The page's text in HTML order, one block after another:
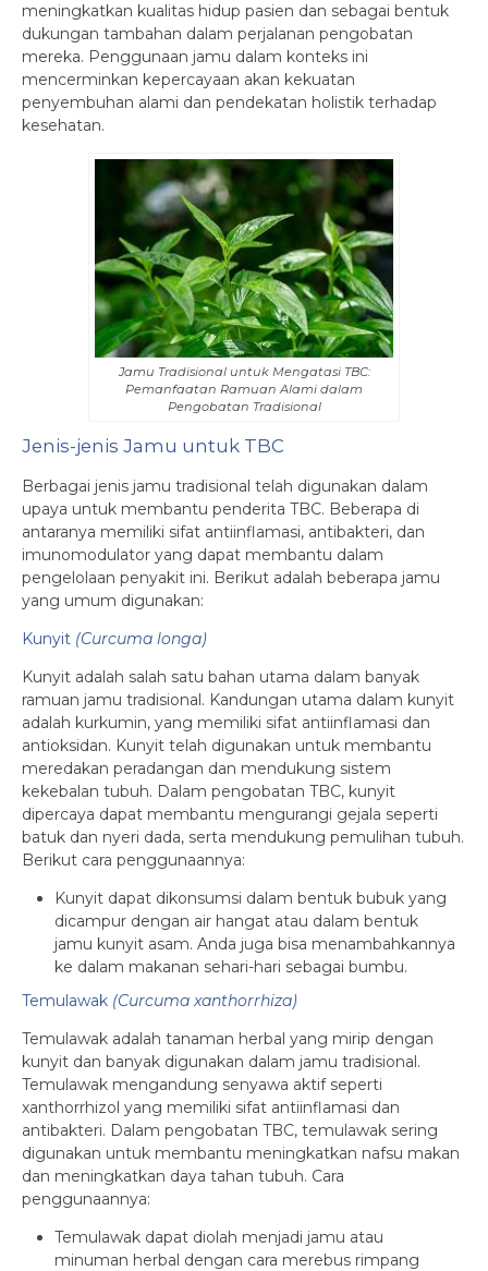
meningkatkan kualitas hidup pasien dan sebagai bentuk
dukungan tambahan dalam perjalanan pengobatan
mereka. Penggunaan jamu dalam konteks ini
mencerminkan kepercayaan akan kekuatan
penyembuhan alami dan pendekatan holistik terhadap
kesehatan.
Jamu Tradisional untuk Mengatasi TBC:
Pemanfaatan Ramuan Alami dalam
Pengobatan Tradisional
Jenis-jenis Jamu untuk TBC
Berbagai jenis jamu tradisional telah digunakan dalam
upaya untuk membantu penderita TBC. Beberapa di
antaranya memiliki sifat antiinflamasi, antibakteri, dan
imunomodulator yang dapat membantu dalam
pengelolaan penyakit ini. Berikut adalah beberapa jamu
yang umum digunakan:
Kunyit (Curcuma longa)
Kunyit adalah salah satu bahan utama dalam banyak
ramuan jamu tradisional. Kandungan utama dalam kunyit
adalah kurkumin, yang memiliki sifat antiinflamasi dan
antioksidan. Kunyit telah digunakan untuk membantu
meredakan peradangan dan mendukung sistem
kekebalan tubuh. Dalam pengobatan TBC, kunyit
dipercaya dapat membantu mengurangi gejala seperti
batuk dan nyeri dada, serta mendukung pemulihan tubuh.
Berikut cara penggunaannya:
Kunyit dapat dikonsumsi dalam bentuk bubuk yang
dicampur dengan air hangat atau dalam bentuk
jamu kunyit asam. Anda juga bisa menambahkannya
ke dalam makanan sehari-hari sebagai bumbu.
Temulawak (Curcuma xanthorrhiza)
Temulawak adalah tanaman herbal yang mirip dengan
kunyit dan banyak digunakan dalam jamu tradisional.
Temulawak mengandung senyawa aktif seperti
xanthorrhizol yang memiliki sifat antiinflamasi dan
antibakteri. Dalam pengobatan TBC, temulawak sering
digunakan untuk membantu meningkatkan nafsu makan
dan meningkatkan daya tahan tubuh. Cara
penggunaannya:
Temulawak dapat diolah menjadi jamu atau
minuman herbal dengan cara merebus rimpang